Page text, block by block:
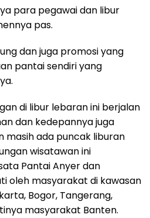
para pegawai dan libur
pas.
dan juga promosi yang
pantai sendiri yang
di libur lebaran ini berjalan
dan kedepannya juga
masih ada puncak liburan
wisatawan ini
Pantai Anyer dan
oleh masyarakat di kawasan
Bogor, Tangerang,
masyarakat Banten.